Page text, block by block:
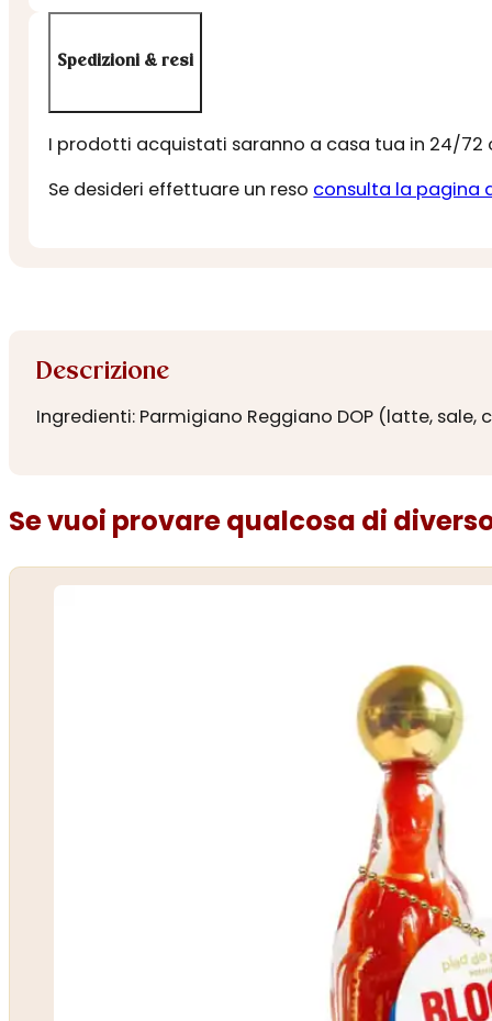
Spedizioni & resi
I prodotti acquistati saranno a casa tua in 24/72
Se desideri effettuare un reso consulta la pagina
Descrizione
Ingredienti: Parmigiano Reggiano DOP (latte,
Se vuoi provare qualcosa di